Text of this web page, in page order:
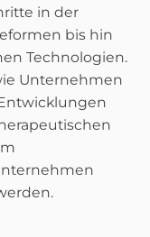
in der
bis hin
Technologien.
Unternehmen